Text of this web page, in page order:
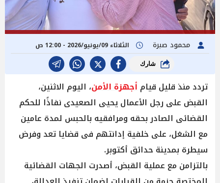
محمود صبرة الثلاثاء 09/يونيو/2026 - 12:00 ص
شارك
تردد منذ قليل قيام أجهزة الأمن، اليوم الاثنين،
القبض على رجل الأعمال يحيى الصعيدى نفاذًا للحكم
القضائى الصادر بحقه ومرافقيه بالحبس لمدة عامين
مع الشغل، على خلفية إدانتهم فى قضايا تعد وفرض
سيطرة بمدينة حدائق أكتوبر.
بالتزامن مع عملية القبض، أصدرت الجهات القضائية